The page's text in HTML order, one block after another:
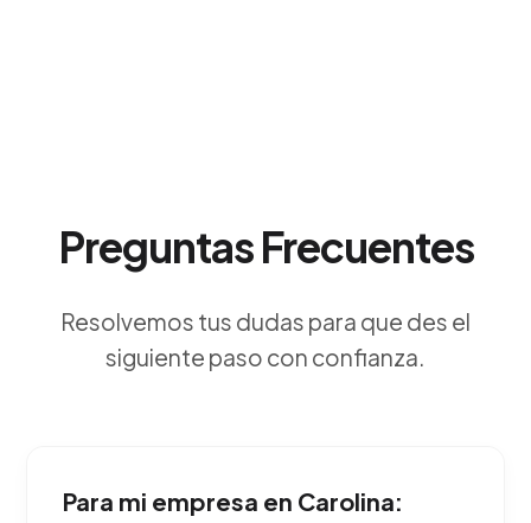
Preguntas Frecuentes
Resolvemos tus dudas para que des el
siguiente paso con confianza.
Para mi empresa en Carolina: